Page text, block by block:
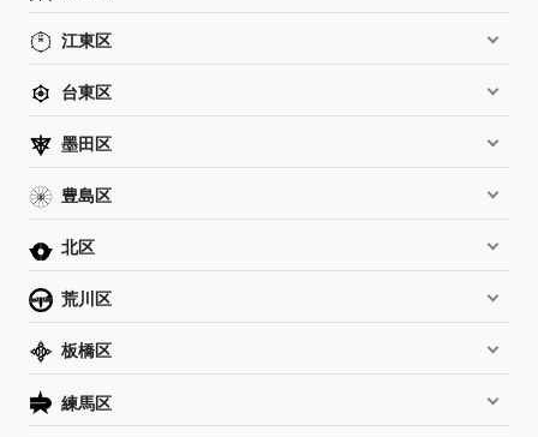
江東区
台東区
墨田区
豊島区
北区
荒川区
板橋区
練馬区